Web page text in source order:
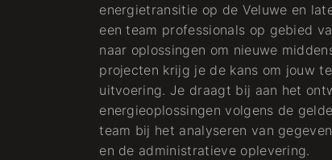
energietransitie op de Veluwe en
een team professionals op gebied
naar oplossingen om nieuwe
projecten krijg je de kans om jouw
uitvoering. Je draagt bij aan het
energieoplossingen volgens de
team bij het analyseren van
en de administratieve oplevering.